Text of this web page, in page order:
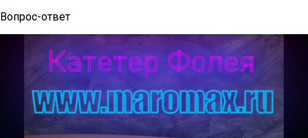
Вопрос-ответ